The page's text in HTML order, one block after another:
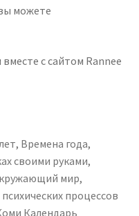
можете
с сайтом Rannee
, Времена года,
своими руками,
мир,
процессов
Календарь